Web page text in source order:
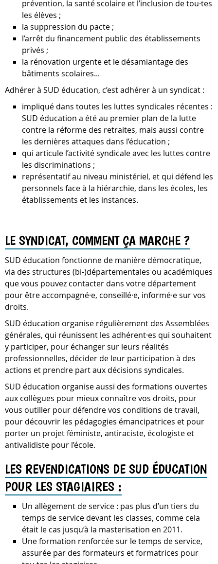
prévention, la santé scolaire et l’inclusion de tou·tes
les élèves ;
la suppression du pacte ;
l’arrêt du financement public des établissements
privés ;
la rénovation urgente et le désamiantage des
bâtiments scolaires...
Adhérer à SUD éducation, c’est adhérer à un syndicat :
impliqué dans toutes les luttes syndicales récentes :
SUD éducation a été au premier plan de la lutte
contre la réforme des retraites, mais aussi contre
les dernières attaques dans l’éducation ;
qui articule l’activité syndicale avec les luttes contre
les discriminations ;
représentatif au niveau ministériel, et qui défend les
personnels face à la hiérarchie, dans les écoles, les
établissements et les instances.
LE SYNDICAT, COMMENT ÇA MARCHE ?
SUD éducation fonctionne de manière démocratique,
via des structures (bi-)départementales ou académiques
que vous pouvez contacter dans votre département
pour être accompagné·e, conseillé·e, informé·e sur vos
droits.
SUD éducation organise régulièrement des Assemblées
générales, qui réunissent les adhérent·es qui souhaitent
y participer, pour échanger sur leurs réalités
professionnelles, décider de leur participation à des
actions et prendre part aux décisions syndicales.
SUD éducation organise aussi des formations ouvertes
aux collègues pour mieux connaître vos droits, pour
vous outiller pour défendre vos conditions de travail,
pour découvrir les pédagogies émancipatrices et pour
porter un projet féministe, antiraciste, écologiste et
antivalidiste pour l’école.
LES REVENDICATIONS DE SUD ÉDUCATION
POUR LES STAGIAIRES :
Un allègement de service : pas plus d’un tiers du
temps de service devant les classes, comme cela
était le cas jusqu’à la masterisation en 2011.
Une formation renforcée sur le temps de service,
assurée par des formateurs et formatrices pour